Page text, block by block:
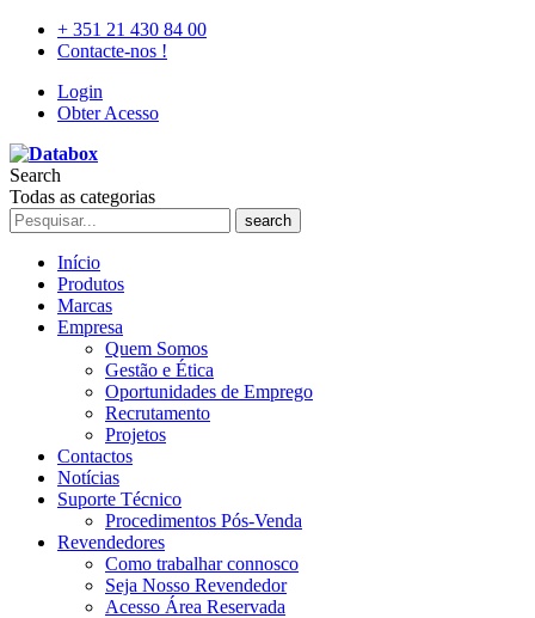
+ 351 21 430 84 00
Contacte-nos !
Login
Obter Acesso
Search
Todas as categorias
search
Início
Produtos
Marcas
Empresa
Quem Somos
Gestão e Ética
Oportunidades de Emprego
Recrutamento
Projetos
Contactos
Notícias
Suporte Técnico
Procedimentos Pós-Venda
Revendedores
Como trabalhar connosco
Seja Nosso Revendedor
Acesso Área Reservada